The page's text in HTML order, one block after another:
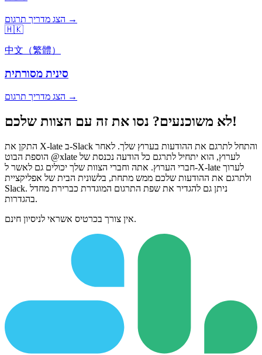
הצג מדריך תרגום →
🇭🇰
中文（繁體）
סינית מסורתית
הצג מדריך תרגום →
לא משוכנעים? נסו את זה עם הצוות שלכם!
התקן את X-late ב-Slack והתחל לתרגם את ההודעות בערוץ שלך. לאחר
הוספת הבוט @xlate לערוץ, הוא יתחיל לתרגם כל הודעה נכנסת של
חברי הערוץ. אתה וחברי הצוות שלך יכולים גם לאשר ל-X-late לערוך
ולתרגם את ההודעות שלכם ממש מתחת, בלשונית הבית של אפליקציית
Slack. ניתן גם להגדיר את שפת התרגום המוגדרת כברירת מחדל
בהגדרות.
אין צורך בכרטיס אשראי לניסיון חינם.